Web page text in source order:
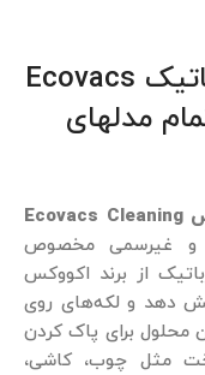
محلول تمیز کننده جارو رباتیک Ecovacs
مدلهای
محلول تمیز کننده جارو رباتیک اکووکس Ecovacs Cleaning
و غیرسمی مخصوص
از برند اکووکس
دهد و لکه‌های روی
محلول برای پاک کردن
مثل چوب، کاشی،